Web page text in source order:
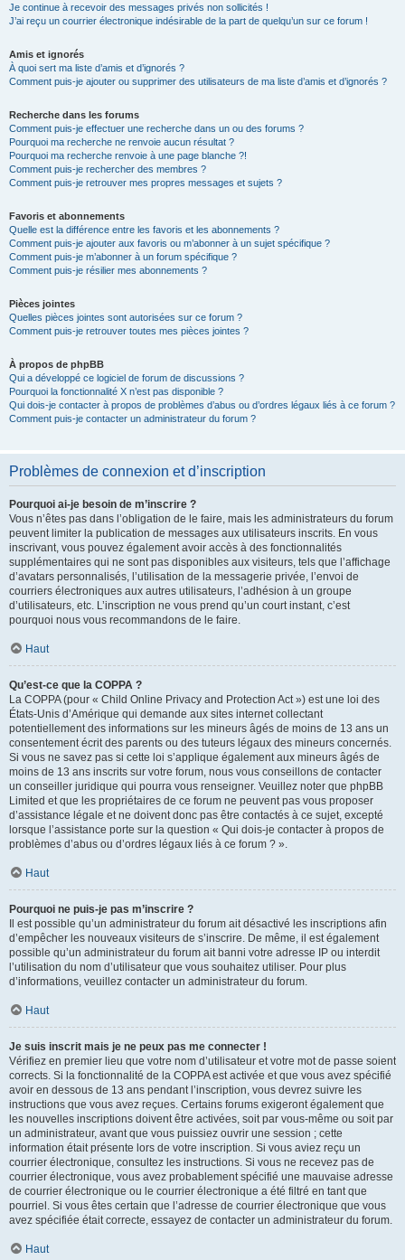
Je continue à recevoir des messages privés non sollicités !
J’ai reçu un courrier électronique indésirable de la part de quelqu’un sur ce forum !
Amis et ignorés
À quoi sert ma liste d’amis et d’ignorés ?
Comment puis-je ajouter ou supprimer des utilisateurs de ma liste d’amis et d’ignorés ?
Recherche dans les forums
Comment puis-je effectuer une recherche dans un ou des forums ?
Pourquoi ma recherche ne renvoie aucun résultat ?
Pourquoi ma recherche renvoie à une page blanche ?!
Comment puis-je rechercher des membres ?
Comment puis-je retrouver mes propres messages et sujets ?
Favoris et abonnements
Quelle est la différence entre les favoris et les abonnements ?
Comment puis-je ajouter aux favoris ou m’abonner à un sujet spécifique ?
Comment puis-je m’abonner à un forum spécifique ?
Comment puis-je résilier mes abonnements ?
Pièces jointes
Quelles pièces jointes sont autorisées sur ce forum ?
Comment puis-je retrouver toutes mes pièces jointes ?
À propos de phpBB
Qui a développé ce logiciel de forum de discussions ?
Pourquoi la fonctionnalité X n’est pas disponible ?
Qui dois-je contacter à propos de problèmes d’abus ou d’ordres légaux liés à ce forum ?
Comment puis-je contacter un administrateur du forum ?
Problèmes de connexion et d’inscription
Pourquoi ai-je besoin de m’inscrire ?
Vous n’êtes pas dans l’obligation de le faire, mais les administrateurs du forum
peuvent limiter la publication de messages aux utilisateurs inscrits. En vous
inscrivant, vous pouvez également avoir accès à des fonctionnalités
supplémentaires qui ne sont pas disponibles aux visiteurs, tels que l’affichage
d’avatars personnalisés, l’utilisation de la messagerie privée, l’envoi de
courriers électroniques aux autres utilisateurs, l’adhésion à un groupe
d’utilisateurs, etc. L’inscription ne vous prend qu’un court instant, c’est
pourquoi nous vous recommandons de le faire.
Haut
Qu’est-ce que la COPPA ?
La COPPA (pour « Child Online Privacy and Protection Act ») est une loi des
États-Unis d’Amérique qui demande aux sites internet collectant
potentiellement des informations sur les mineurs âgés de moins de 13 ans un
consentement écrit des parents ou des tuteurs légaux des mineurs concernés.
Si vous ne savez pas si cette loi s’applique également aux mineurs âgés de
moins de 13 ans inscrits sur votre forum, nous vous conseillons de contacter
un conseiller juridique qui pourra vous renseigner. Veuillez noter que phpBB
Limited et que les propriétaires de ce forum ne peuvent pas vous proposer
d’assistance légale et ne doivent donc pas être contactés à ce sujet, excepté
lorsque l’assistance porte sur la question « Qui dois-je contacter à propos de
problèmes d’abus ou d’ordres légaux liés à ce forum ? ».
Haut
Pourquoi ne puis-je pas m’inscrire ?
Il est possible qu’un administrateur du forum ait désactivé les inscriptions afin
d’empêcher les nouveaux visiteurs de s’inscrire. De même, il est également
possible qu’un administrateur du forum ait banni votre adresse IP ou interdit
l’utilisation du nom d’utilisateur que vous souhaitez utiliser. Pour plus
d’informations, veuillez contacter un administrateur du forum.
Haut
Je suis inscrit mais je ne peux pas me connecter !
Vérifiez en premier lieu que votre nom d’utilisateur et votre mot de passe soient
corrects. Si la fonctionnalité de la COPPA est activée et que vous avez spécifié
avoir en dessous de 13 ans pendant l’inscription, vous devrez suivre les
instructions que vous avez reçues. Certains forums exigeront également que
les nouvelles inscriptions doivent être activées, soit par vous-même ou soit par
un administrateur, avant que vous puissiez ouvrir une session ; cette
information était présente lors de votre inscription. Si vous aviez reçu un
courrier électronique, consultez les instructions. Si vous ne recevez pas de
courrier électronique, vous avez probablement spécifié une mauvaise adresse
de courrier électronique ou le courrier électronique a été filtré en tant que
pourriel. Si vous êtes certain que l’adresse de courrier électronique que vous
avez spécifiée était correcte, essayez de contacter un administrateur du forum.
Haut